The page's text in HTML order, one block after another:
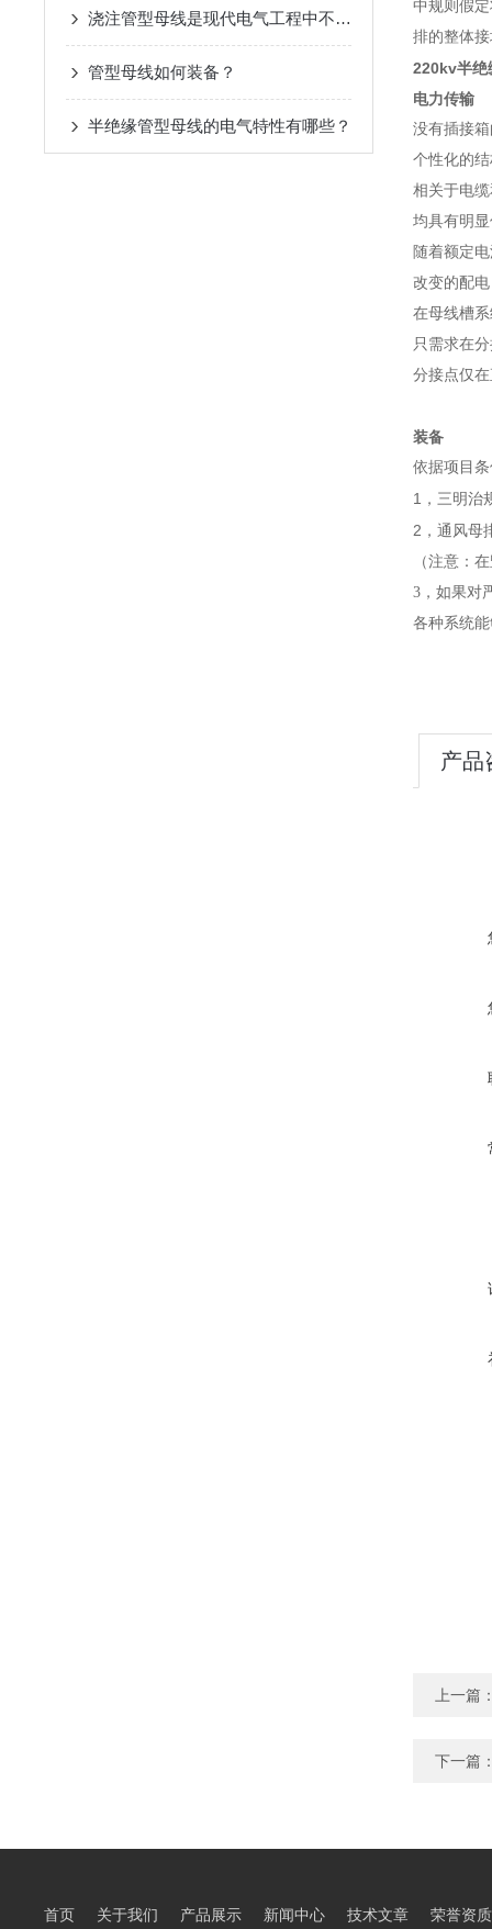
浇注管型母线是现代电气工程中不可少的一部分
​管型母线如何装备？
半绝缘管型母线的电气特性有哪些？
中规则假
排的整体
220kv半绝
电力传输
没有插接
个性化的
相关于电
均具有明
随着额定
改变的配电
在母线槽
只需求在
分接点仅
装备
依据项目
1 ，三明治
2 ，通风母
（注意：
3，如果对
各种系统
产品
上一篇
下一篇
首页 关于我们 产品展示 新闻中心 技术文章 荣誉资质